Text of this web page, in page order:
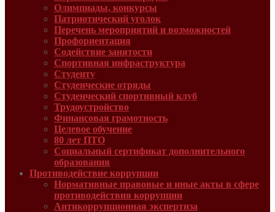
Олимпиады, конкурсы
Патриотический уголок
Перечень мероприятий и возможностей
Профориентация
Содействие занятости
Спортивная инфраструктура
Студенту
Студенческие отряды
Студенческий спортивный клуб
Трудоустройство
Финансовая грамотность
Целевое обучение
80 лет ПТО
Социальный сертификат дополнительного
образования
Противодействие коррупции
Нормативные правовые и иные акты в сфере
противодействия коррупции
Антикоррупционная экспертиза